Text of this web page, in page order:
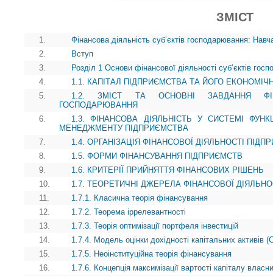
ЗМІСТ
1.
Фінансова діяльність суб’єктів господарювання:
2.
Вступ
3.
Розділ 1 Основи фінансової діяльності суб’єктів
4.
1.1. КАПІТАЛ ПІДПРИЄМСТВА ТА ЙОГО
5.
1.2. ЗМІСТ ТА ОСНОВНІ ЗАВДАННЯ
ГОСПОДАРЮВАННЯ
6.
1.3. ФІНАНСОВА ДІЯЛЬНІСТЬ У СИСТЕМІ
МЕНЕДЖМЕНТУ ПІДПРИЄМСТВА
7.
1.4. ОРГАНІЗАЦІЯ ФІНАНСОВОЇ ДІЯЛЬНОСТІ
8.
1.5. ФОРМИ ФІНАНСУВАННЯ ПІДПРИЄМСТВ
9.
1.6. КРИТЕРІЇ ПРИЙНЯТТЯ ФІНАНСОВИХ РІШЕНЬ
10.
1.7. ТЕОРЕТИЧНІ ДЖЕРЕЛА ФІНАНСОВОЇ
11.
1.7.1. Класична теорія фінансування
12.
1.7.2. Теорема іррелевантності
13.
1.7.3. Теорія оптимізації портфеля інвестицій
14.
1.7.4. Модель оцінки дохідності капітальних активів
15.
1.7.5. Неоінституційна теорія фінансування
16.
1.7.6. Концепція максимізації вартості капіталу